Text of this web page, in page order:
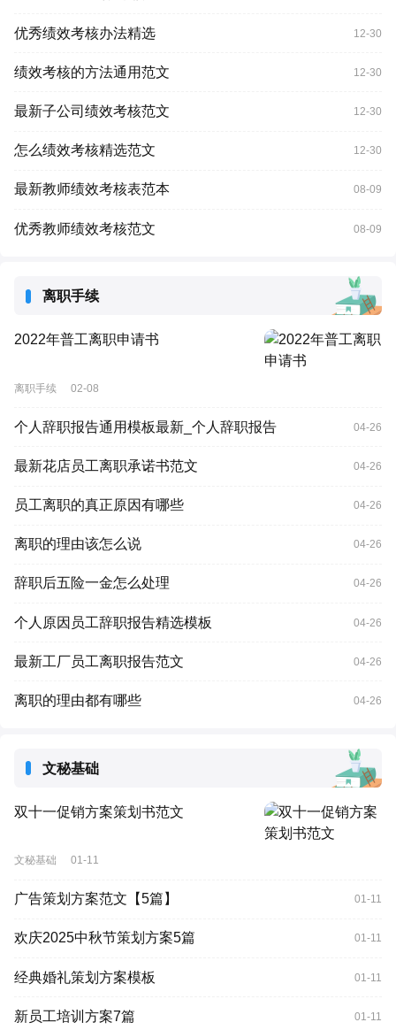
优秀绩效考核办法精选 12-30
绩效考核的方法通用范文 12-30
最新子公司绩效考核范文 12-30
怎么绩效考核精选范文 12-30
最新教师绩效考核表范本 08-09
优秀教师绩效考核范文 08-09
离职手续
2022年普工离职申请书
离职手续 02-08
个人辞职报告通用模板最新_个人辞职报告 04-26
最新花店员工离职承诺书范文 04-26
员工离职的真正原因有哪些 04-26
离职的理由该怎么说 04-26
辞职后五险一金怎么处理 04-26
个人原因员工辞职报告精选模板 04-26
最新工厂员工离职报告范文 04-26
离职的理由都有哪些 04-26
文秘基础
双十一促销方案策划书范文
文秘基础 01-11
广告策划方案范文【5篇】 01-11
欢庆2025中秋节策划方案5篇 01-11
经典婚礼策划方案模板 01-11
新员工培训方案7篇 01-11